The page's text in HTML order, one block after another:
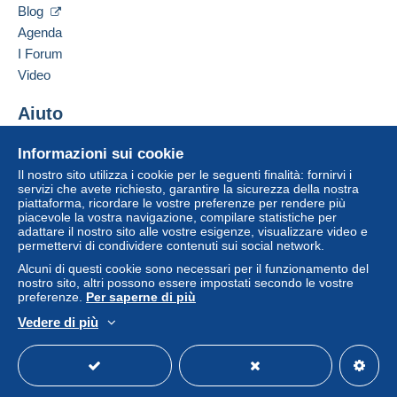
pagamento integrato nel sito
venditore all'acquirente. Un acquisto non pagato
dell'acquirente.
clausole relative al pagamento, queste sono da
considerarsi nulle e non dovute. Le condizioni di
pagamento del sito Delcampe, definite nelle
Gli acquisti devono essere pagati entro14 giorni
dal ricevimento della richiesta di pagamento del
venditore.
A SEGUITO DELLA
SCELLERATA E MALDESTRA
DECISIONE PRESA DA POSTE
ITALIANE , A PARTIRE DAL 1
Informazioni sui cookie
Il nostro sito utilizza i cookie per le seguenti finalità: fornirvi i
servizi che avete richiesto, garantire la sicurezza della nostra
piattaforma, ricordare le vostre preferenze per rendere più
piacevole la vostra navigazione, compilare statistiche per
adattare il nostro sito alle vostre esigenze, visualizzare video e
permettervi di condividere contenuti sui social network.
Alcuni di questi cookie sono necessari per il funzionamento del
nostro sito, altri possono essere impostati secondo le vostre
preferenze. Per saperne di più
Vedere di più
Blog
Agenda
I Forum
Video
Aiuto
Acquistare su Delcampe
Vendere su Delcampe
Un sito sicuro